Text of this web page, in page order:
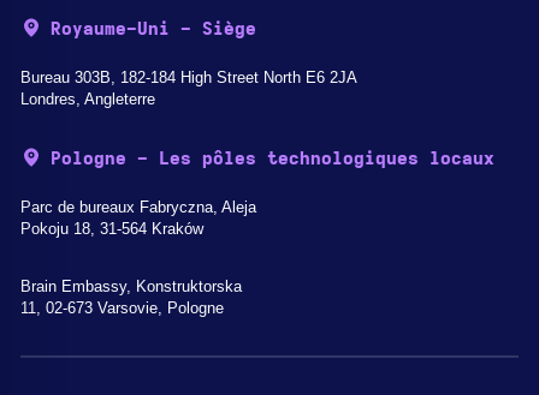
Royaume-Uni - Siège
Bureau 303B, 182-184 High Street North E6 2JA
Londres, Angleterre
Pologne - Les pôles technologiques locaux
Parc de bureaux Fabryczna, Aleja
Pokoju 18, 31-564 Kraków
Brain Embassy, Konstruktorska
11, 02-673 Varsovie, Pologne